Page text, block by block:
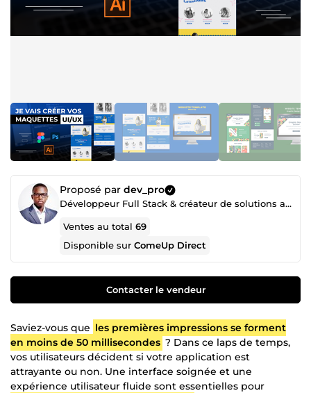
Proposé par dev_pro
Développeur Full Stack & créateur de solutions avec l'IA
Ventes au total69
Disponible surComeUp Direct
Contacter le vendeur
Saviez-vous que les premières impressions se forment
en moins de 50 millisecondes ? Dans ce laps de temps,
vos utilisateurs décident si votre application est
attrayante ou non. Une interface soignée et une
expérience utilisateur fluide sont essentielles pour